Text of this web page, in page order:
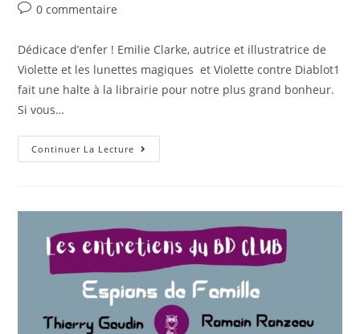
0 commentaire
Dédicace d’enfer ! Emilie Clarke, autrice et illustratrice de
Violette et les lunettes magiques et Violette contre Diablot1
fait une halte à la librairie pour notre plus grand bonheur.
Si vous…
Continuer La Lecture